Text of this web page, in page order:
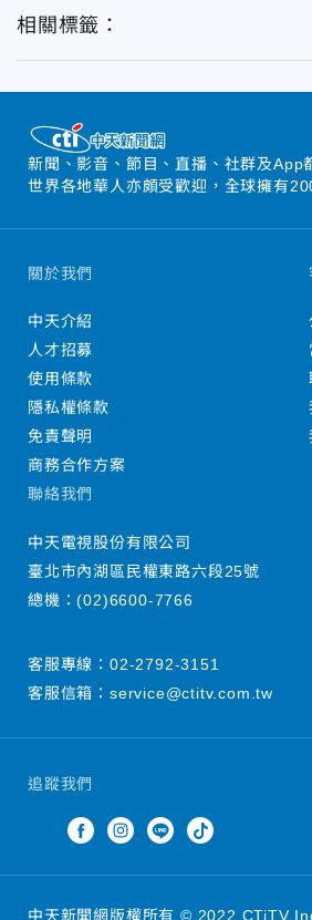
相關標籤：
新聞、影音、節目、直播、社群及App
世界各地華人亦頗受歡迎，全球擁有
追蹤我們
關於我們
中天介紹
人才招募
使用條款
隱私權條款
免責聲明
商務合作方案
聯絡我們
中天電視股份有限公司
臺北市內湖區民權東路六段25號
總機：(02)6600-7766
客服專線： 02-2792-3151
客服信箱： service@ctitv.com.tw
中天新聞網版權所有 © 2022 CTiTV